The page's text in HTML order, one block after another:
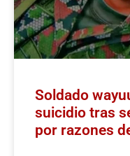
Soldado
suicidio tras
por razones